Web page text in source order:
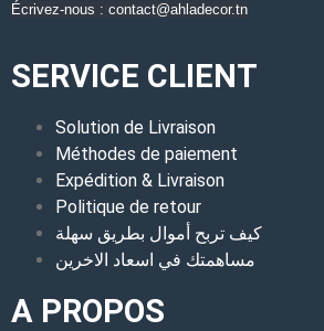
Écrivez-nous : contact@ahladecor.tn
SERVICE CLIENT
Solution de Livraison
Méthodes de paiement
Expédition & Livraison
Politique de retour
كيف تربح أموال بطريق سهلة
مساهمتك في اسعاد الاخرين
A PROPOS